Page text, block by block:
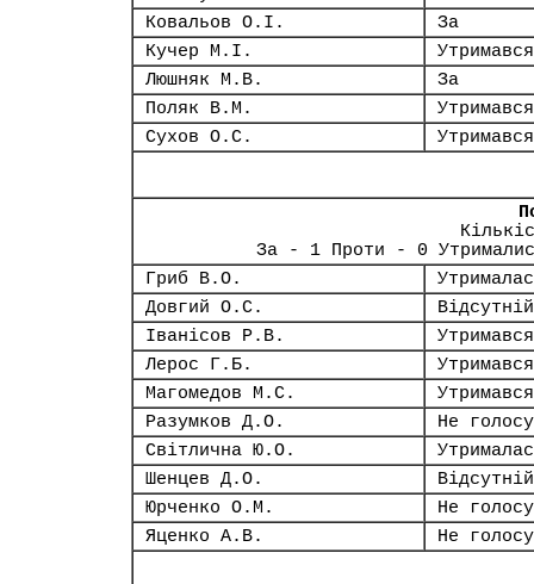
Ковальов О.І.
За
Кучер М.І.
Утримався
Люшняк М.В.
За
Поляк В.М.
Утримався
Сухов О.С.
Утримався
За - 1 Проти - 0
Гриб В.О.
Довгий О.С.
Відсутній
Іванісов Р.В.
Утримався
Лерос Г.Б.
Утримався
Магомедов М.С.
Утримався
Разумков Д.О.
Не
Світлична Ю.О.
Шенцев Д.О.
Відсутній
Юрченко О.М.
Не
Яценко А.В.
Не